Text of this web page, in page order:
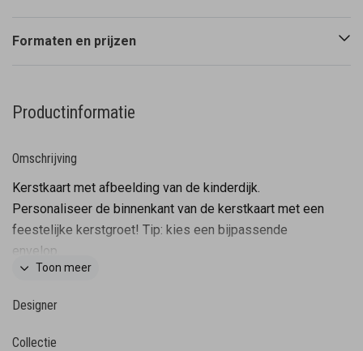
Formaten en prijzen
Productinformatie
Omschrijving
Kerstkaart met afbeelding van de kinderdijk.
Personaliseer de binnenkant van de kerstkaart met een
feestelijke kerstgroet! Tip: kies een bijpassende
envelop.
Toon meer
Designer
Collectie